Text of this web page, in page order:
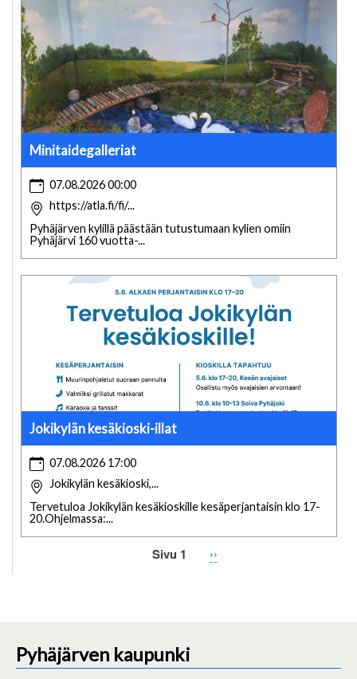
Minitaidegalleriat
07.08.2026 00:00
https://atla.fi/fi/...
Pyhäjärven kylillä päästään tutustumaan kylien omiin
Pyhäjärvi 160 vuotta-...
Jokikylän kesäkioski-illat
07.08.2026 17:00
Jokikylän kesäkioski,...
Tervetuloa Jokikylän kesäkioskille kesäperjantaisin klo 17-
20.Ohjelmassa:...
Sivu 1
Seuraava
››
Pyhäjärven kaupunki